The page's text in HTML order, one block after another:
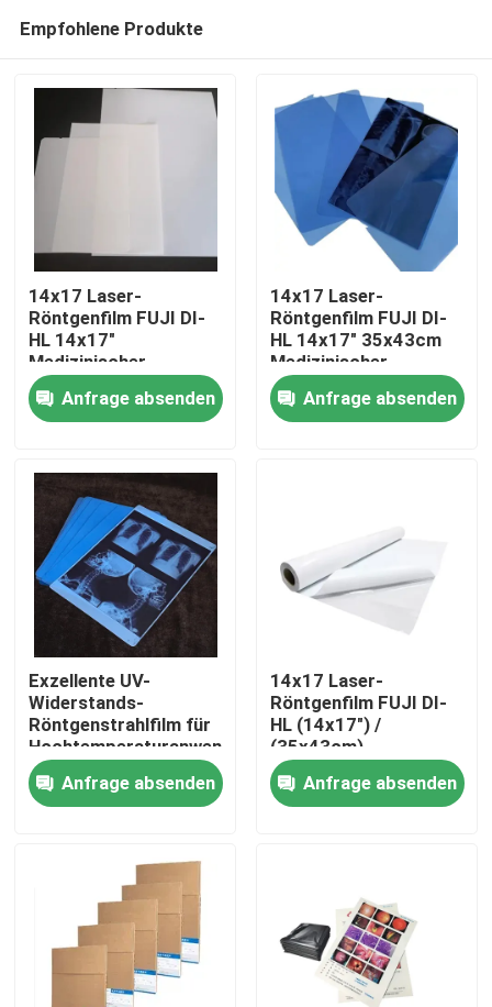
Startseite
Über uns
Fabrik Tour
Qualitätskontrolle
Kontakt
Nachrichten
Medizinisches X Ray Film
Tintenstrahl X Ray Film
Empfohlene Produkte
14x17 Laser-
Röntgenfilm FUJI DI-
HL 14x17"
Medizinischer
Laserfilm Fuji
Trockenfilm
Anfrage absenden
14x17 Laser-
Röntgenfilm FUJI DI-
HL 14x17" 35x43cm
Medizinischer
Laserfilm Fuji
Trockenfilm
Anfrage absenden
Exzellente UV-
Widerstands-
Röntgenstrahlfilm für
Hochtemperaturanwendungen
Anfrage absenden
14x17 Laser-
Röntgenfilm FUJI DI-
HL (14x17") /
(35x43cm)
Medizinischer
Laserfilm Fuji
Trockenfilm
Anfrage absenden